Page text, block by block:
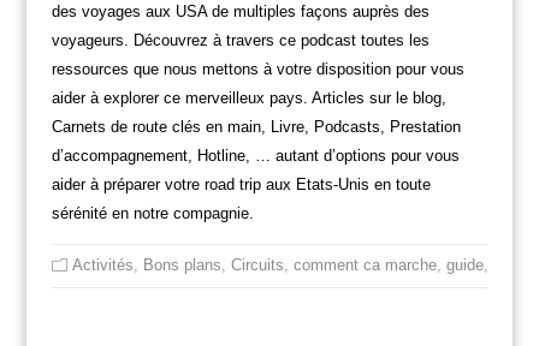
des voyages aux USA de multiples façons auprès des
voyageurs. Découvrez à travers ce podcast toutes les
ressources que nous mettons à votre disposition pour vous
aider à explorer ce merveilleux pays. Articles sur le blog,
Carnets de route clés en main, Livre, Podcasts, Prestation
d’accompagnement, Hotline, … autant d’options pour vous
aider à préparer votre road trip aux Etats-Unis en toute
sérénité en notre compagnie.
Activités Bons plans Circuits comment ca marche, guide,